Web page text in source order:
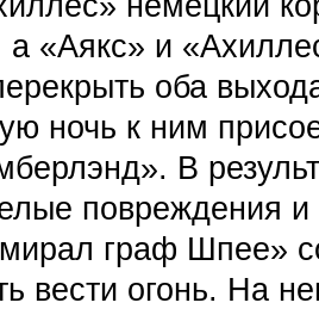
«Аякс» и
оба
ночь к ним
В
повреждения
граф Шпее»
вести огонь. На